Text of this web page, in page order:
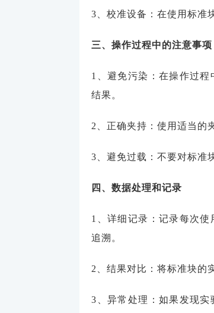
3、校准设备：在使用标准
三、操作过程中的注意事项
1、避免污染：在操作过
结果。
2、正确夹持：使用适当的
3、避免过载：不要对标准
四、数据处理和记录
1、详细记录：记录每次
追溯。
2、结果对比：将标准块的
3、异常处理：如果发现